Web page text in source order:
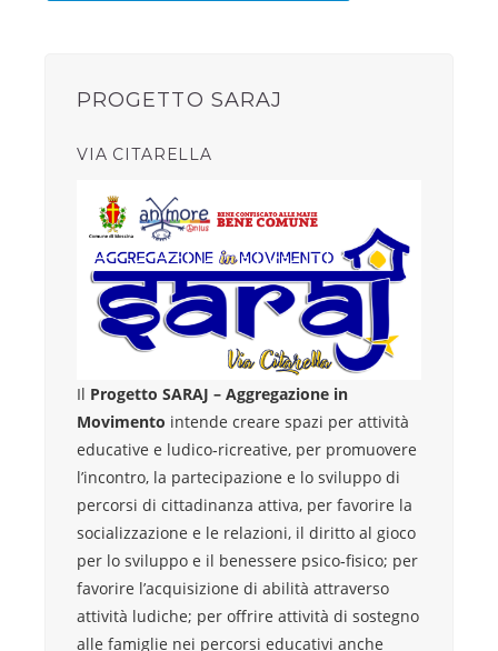
PROGETTO SARAJ
VIA CITARELLA
Il Progetto SARAJ – Aggregazione in
Movimento intende creare spazi per attività
educative e ludico‐ricreative, per promuovere
l’incontro, la partecipazione e lo sviluppo di
percorsi di cittadinanza attiva, per favorire la
socializzazione e le relazioni, il diritto al gioco
per lo sviluppo e il benessere psico‐fisico; per
favorire l’acquisizione di abilità attraverso
attività ludiche; per offrire attività di sostegno
alle famiglie nei percorsi educativi anche